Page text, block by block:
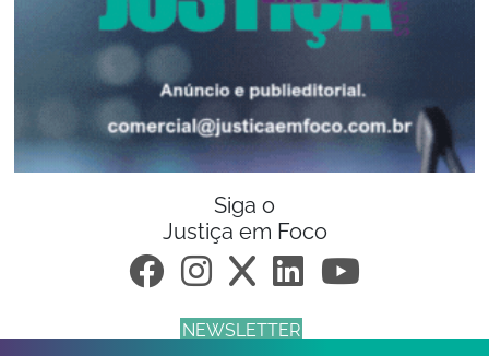
Siga o
Justiça em Foco
NEWSLETTER